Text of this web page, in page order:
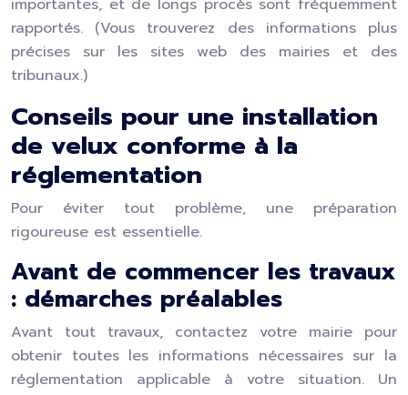
importantes, et de longs procès sont fréquemment
rapportés. (Vous trouverez des informations plus
précises sur les sites web des mairies et des
tribunaux.)
Conseils pour une installation
de velux conforme à la
réglementation
Pour éviter tout problème, une préparation
rigoureuse est essentielle.
Avant de commencer les travaux
: démarches préalables
Avant tout travaux, contactez votre mairie pour
obtenir toutes les informations nécessaires sur la
réglementation applicable à votre situation. Un